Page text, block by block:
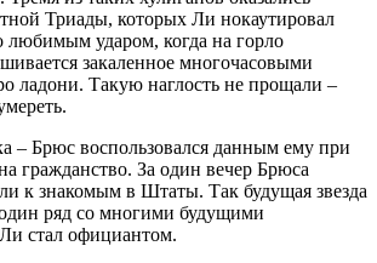
Триады, которых Ли нокаутировал
любимым ударом, когда на горло
закаленное многочасовыми
ладони. Такую наглость не прощали –
– Брюс воспользовался данным ему при
гражданство. За один вечер Брюса
к знакомым в Штаты. Так будущая звезда
ряд со многими будущими
стал официантом.